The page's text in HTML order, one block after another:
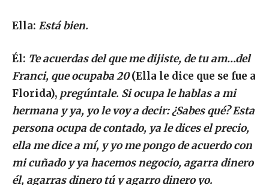
Ella: Está bien.
Él: Te acuerdas del que me dijiste, de tu am…del
Franci, que ocupaba 20(Ella le dice que se fue a
Florida), pregúntale. Si ocupa le hablas a mi
hermana y ya, yo le voy a decir: ¿Sabes qué? Esta
persona ocupa de contado, ya le dices el precio,
ella me dice a mí, y yo me pongo de acuerdo con
mi cuñado y ya hacemos negocio, agarra dinero
él, agarras dinero tú y agarro dinero yo.